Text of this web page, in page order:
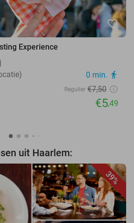
favorite_border
Experience
0 min. directions_walk
Regulier €7,50
€5,49
uit Haarlem:
39%